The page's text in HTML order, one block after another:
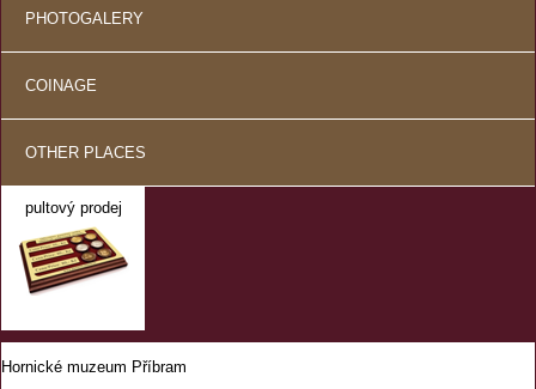
PHOTOGALERY
COINAGE
OTHER PLACES
pultový prodej
Hornické muzeum Příbram